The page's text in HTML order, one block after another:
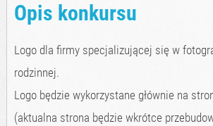
Opis konkursu
Logo dla firmy specjalizującej się w
rodzinnej.
Logo będzie wykorzystane głównie na
(aktualna strona będzie wkrótce